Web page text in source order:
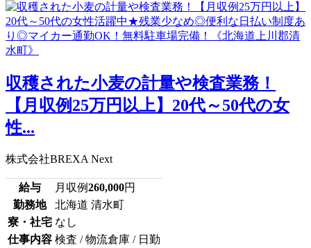
収穫された小麦の計量や検査業務！
【月収例25万円以上】20代～50代の女
性...
株式会社BREXA Next
給与 月収例260,000円
勤務地
北海道 清水町
寮・社宅 なし
仕事内容 検査 / 物流倉庫 / 日勤